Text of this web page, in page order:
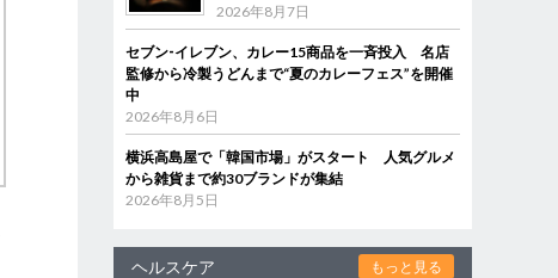
2026年8月7日
セブン‐イレブン、カレー15商品を一斉投入 名店
監修から冷製うどんまで“夏のカレーフェス”を開催
中
2026年8月6日
横浜高島屋で「韓国市場」がスタート 人気グルメ
から雑貨まで約30ブランドが集結
2026年8月5日
ヘルスケア もっと見る